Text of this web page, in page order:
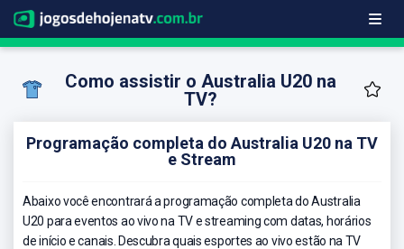
Como assistir o Australia U20 na
TV?
Programação completa do Australia U20 na TV
e Stream
Abaixo você encontrará a programação completa do Australia
U20 para eventos ao vivo na TV e streaming com datas, horários
de início e canais. Descubra quais esportes ao vivo estão na TV